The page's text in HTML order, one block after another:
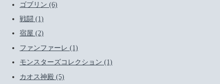
ゴブリン (6)
戦闘 (1)
宿屋 (2)
ファンファーレ (1)
モンスターズコレクション (1)
カオス神殿 (5)